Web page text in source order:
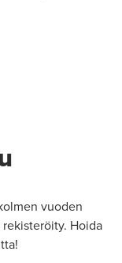
vuoden
Hoida